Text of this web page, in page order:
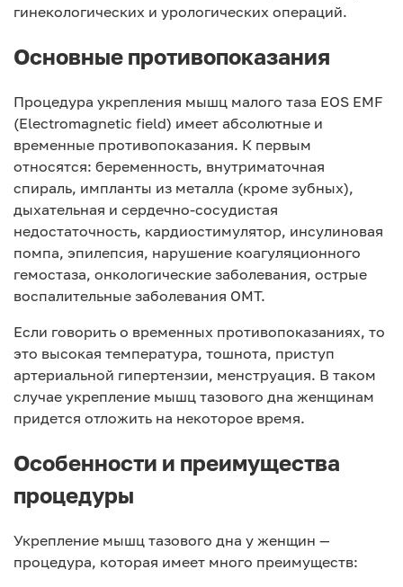
гинекологических и урологических операций.
Основные противопоказания
Процедура укрепления мышц малого таза EOS EMF
(Electromagnetic field) имеет абсолютные и
временные противопоказания. К первым
относятся: беременность, внутриматочная
спираль, импланты из металла (кроме зубных),
дыхательная и сердечно-сосудистая
недостаточность, кардиостимулятор, инсулиновая
помпа, эпилепсия, нарушение коагуляционного
гемостаза, онкологические заболевания, острые
воспалительные заболевания ОМТ.
Если говорить о временных противопоказаниях, то
это высокая температура, тошнота, приступ
артериальной гипертензии, менструация. В таком
случае укрепление мышц тазового дна женщинам
придется отложить на некоторое время.
Особенности и преимущества
процедуры
Укрепление мышц тазового дна у женщин —
процедура, которая имеет много преимуществ: